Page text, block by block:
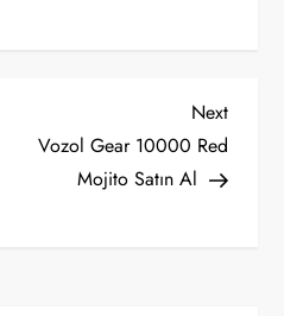
Next
Post
Next
Vozol Gear 10000 Red
Mojito Satın Al